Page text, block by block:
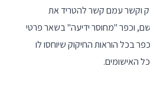
וקשר עמם קשר להטריד את
וכפר "מחוסר ידיעה" בשאר פרטי
בכל הוראות החיקוק שיוחסו לו
האישומים.